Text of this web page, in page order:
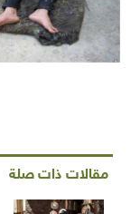
مقالات ذات صلة